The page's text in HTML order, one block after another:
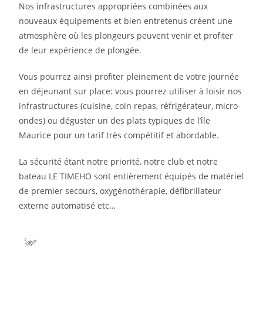
Nos infrastructures appropriées combinées aux
nouveaux équipements et bien entretenus créent une
atmosphère où les plongeurs peuvent venir et profiter
de leur expérience de plongée.
Vous pourrez ainsi profiter pleinement de votre journée
en déjeunant sur place: vous pourrez utiliser à loisir nos
infrastructures (cuisine, coin repas, réfrigérateur, micro-
ondes) ou déguster un des plats typiques de l’île
Maurice pour un tarif très compétitif et abordable.
La sécurité étant notre priorité, notre club et notre
bateau LE TIMEHO sont entièrement équipés de matériel
de premier secours, oxygénothérapie, défibrillateur
externe automatisé etc…